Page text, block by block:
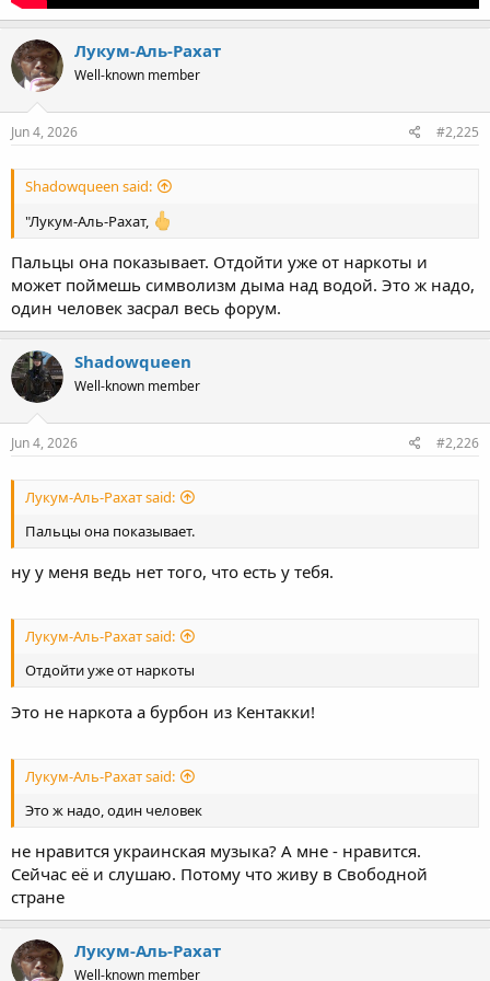
Лукум-Аль-Рахат
Well-known member
Jun 4, 2026 #2,225
Shadowqueen said:
"Лукум-Аль-Рахат,
Пальцы она показывает. Отдойти уже от наркоты и
может поймешь символизм дыма над водой. Это ж надо,
один человек засрал весь форум.
Shadowqueen
Well-known member
Jun 4, 2026 #2,226
Лукум-Аль-Рахат said:
Пальцы она показывает.
ну у меня ведь нет того, что есть у тебя.
Лукум-Аль-Рахат said:
Отдойти уже от наркоты
Это не наркота а бурбон из Кентакки!
Лукум-Аль-Рахат said:
Это ж надо, один человек
не нравится украинская музыка? А мне - нравится.
Сейчас её и слушаю. Потому что живу в Свободной
стране
Лукум-Аль-Рахат
Well-known member